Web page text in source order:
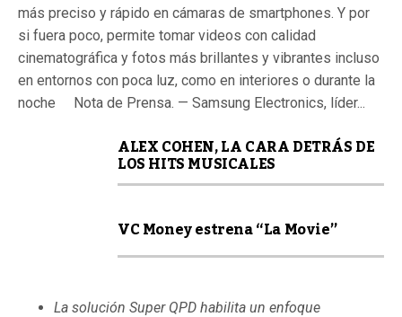
más preciso y rápido en cámaras de smartphones. Y por
si fuera poco, permite tomar videos con calidad
cinematográfica y fotos más brillantes y vibrantes incluso
en entornos con poca luz, como en interiores o durante la
noche Nota de Prensa. — Samsung Electronics, líder...
ALEX COHEN, LA CARA DETRÁS DE
LOS HITS MUSICALES
VC Money estrena “La Movie”
La solución Super QPD habilita un enfoque